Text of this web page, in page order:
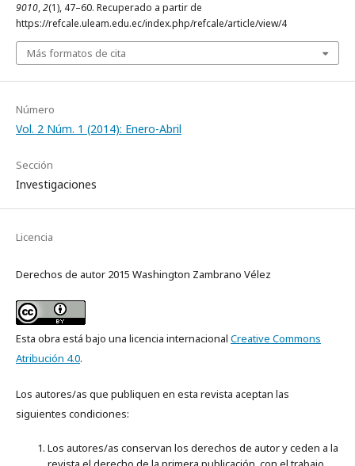
9010,2(1), 47–60. Recuperado a partir de
https://refcale.uleam.edu.ec/index.php/refcale/article/view/4
Más formatos de cita
Número
Vol. 2 Núm. 1 (2014): Enero-Abril
Sección
Investigaciones
Licencia
Derechos de autor 2015 Washington Zambrano Vélez
Esta obra está bajo una licencia internacional Creative Commons
Atribución 4.0.
Los autores/as que publiquen en esta revista aceptan las
siguientes condiciones:
Los autores/as conservan los derechos de autor y ceden a la